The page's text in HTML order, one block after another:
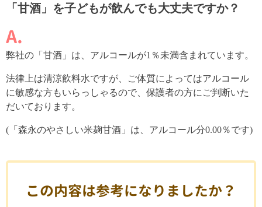
「甘酒」を子どもが飲んでも大丈夫ですか？
弊社の「甘酒」は、アルコールが1％未満含まれています。
法律上は清涼飲料水ですが、ご体質によってはアルコール
に敏感な方もいらっしゃるので、保護者の方にご判断いた
だいております。
(「森永のやさしい米麹甘酒」は、アルコール分0.00％です)
この内容は参考になりましたか？